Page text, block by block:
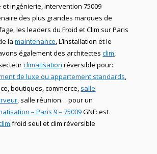
ingénierie, intervention 75009
des plus grandes marques de
, les leaders du Froid et Clim sur Paris
lamaintenance, L’installation et le
également des architectesclim,
climatisation réversible pour:
de luxe ou appartement standards,
boutiques, commerce, salle
, salle réunion… pour un
– Paris 9 – 75009GNF:est
froid seul et clim réversible